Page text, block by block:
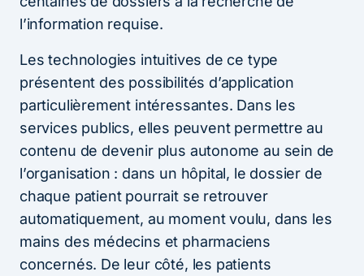
l’information requise.
Les technologies intuitives de ce type
présentent des possibilités d’application
particulièrement intéressantes. Dans les
services publics, elles peuvent permettre au
contenu de devenir plus autonome au sein de
l’organisation : dans un hôpital, le dossier de
chaque patient pourrait se retrouver
automatiquement, au moment voulu, dans les
mains des médecins et pharmaciens
concernés. De leur côté, les patients